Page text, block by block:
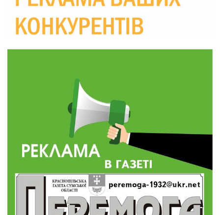
19:29
30 лип
«Все закінчиться, приїду й одружуся…»: Пам’яті
26-річного Захисника Богдана Ємця (ВІДЕО)
20:06
Паливо по 100 грн та ризик дефіциту: чому в
Житлові сертифікати, підготовка до зими та
підтримка ВПО: підсумки засідання виконкому
Краснопільської селищної ради
Валентина Масалітіна: «Нас тримає віра в
Перемогу і повернення додому»
Знову біль… Знову втрата… На щиті
повертається захисник України Богдан Ємець
Обмежено придатний, але безмежно
вмотивований: Як колишній лісівник став асом
артилерії